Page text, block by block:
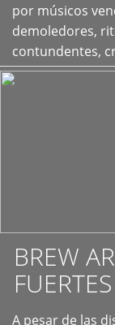
por músicos
demoledores,
contundentes,
BREW
A pesar de las